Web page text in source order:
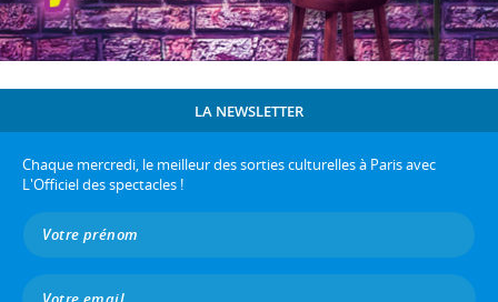
LA NEWSLETTER
Chaque mercredi, le meilleur des sorties culturelles à Paris avec
L'Officiel des spectacles !